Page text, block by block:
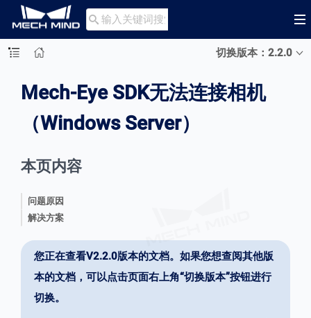

切换版本：2.2.0
Mech-Eye SDK无法连接相机
（Windows Server）
本页内容
问题原因
解决方案
您正在查看V2.2.0版本的文档。如果您想查阅其他版
本的文档，可以点击页面右上角“切换版本”按钮进行
切换。